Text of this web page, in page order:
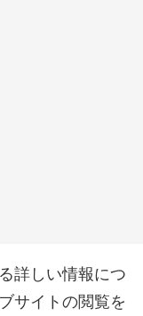
詳しい情報につ
サイトの閲覧を